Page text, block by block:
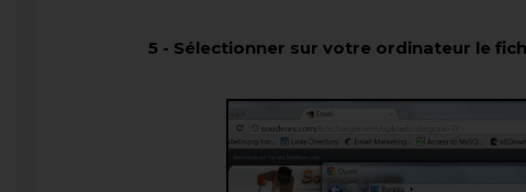
5 - Sélectionner sur votre ordinateur le